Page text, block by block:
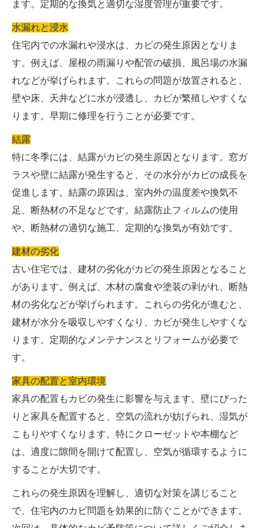
ます。定期的な換気と適切な湿度管理が重要です。
水漏れと浸水
住宅内での水漏れや浸水は、カビの発生原因となりま
す。例えば、屋根の雨漏りや配管の破損、風呂場の水漏
れなどが挙げられます。これらの問題が放置されると、
壁や床、天井などに水が浸透し、カビが繁殖しやすくな
ります。早期に修理を行うことが必要です。
結露
特に冬季には、結露がカビの発生原因となります。窓ガ
ラスや壁に結露が発生すると、その水分がカビの成長を
促進します。結露の原因は、室内外の温度差や換気不
足、断熱材の不足などです。結露防止フィルムの使用
や、断熱材の適切な施工、定期的な換気が有効です。
建材の劣化
古い住宅では、建材の劣化がカビの発生原因となること
があります。例えば、木材の腐食や塗装の剥がれ、断熱
材の劣化などが挙げられます。これらの劣化が進むと、
建材が水分を吸収しやすくなり、カビが発生しやすくな
ります。定期的なメンテナンスとリフォームが必要で
す。
家具の配置と室内環境
家具の配置もカビの発生に影響を与えます。壁にぴった
りと家具を配置すると、空気の流れが妨げられ、湿気が
こもりやすくなります。特にクローゼットや本棚など
は、適度に隙間を開けて配置し、空気が循環するように
することが大切です。
これらの発生原因を理解し、適切な対策を講じること
で、住宅内のカビ問題を効果的に防ぐことができます。